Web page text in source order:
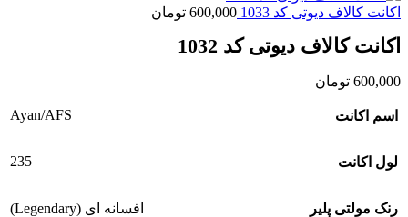
اکانت کالاف دیوتی کد 1033 600,000 تومان
اکانت کالاف دیوتی کد 1032
600,000 تومان
اسم اکانت Ayan/AFS
لول اکانت 235
رنک مولتی پلیر افسانه ای (Legendary)